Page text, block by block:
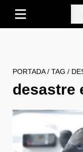
PORTADA/ TAG /
desastre